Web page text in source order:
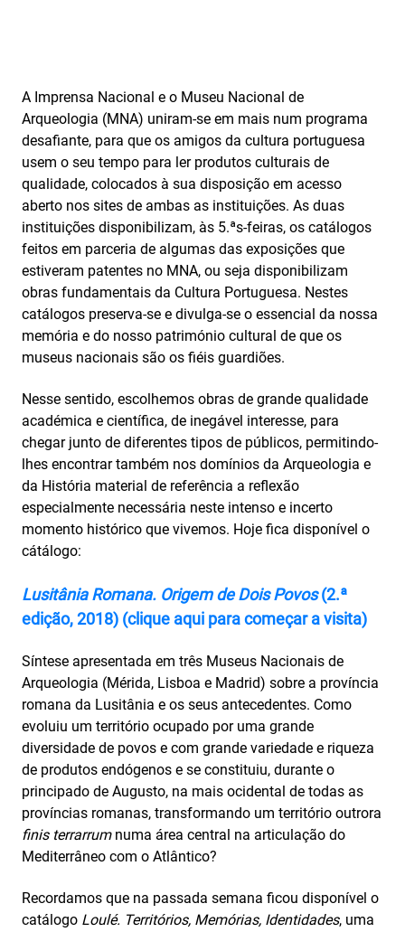
A Imprensa Nacional e o Museu Nacional de
Arqueologia (MNA) uniram-se em mais num programa
desafiante, para que os amigos da cultura portuguesa
usem o seu tempo para ler produtos culturais de
qualidade, colocados à sua disposição em acesso
aberto nos sites de ambas as instituições. As duas
instituições disponibilizam, às 5.ªs-feiras, os catálogos
feitos em parceria de algumas das exposições que
estiveram patentes no MNA, ou seja disponibilizam
obras fundamentais da Cultura Portuguesa. Nestes
catálogos preserva-se e divulga-se o essencial da nossa
memória e do nosso património cultural de que os
museus nacionais são os fiéis guardiões.
Nesse sentido, escolhemos obras de grande qualidade
académica e científica, de inegável interesse, para
chegar junto de diferentes tipos de públicos, permitindo-
lhes encontrar também nos domínios da Arqueologia e
da História material de referência a reflexão
especialmente necessária neste intenso e incerto
momento histórico que vivemos. Hoje fica disponível o
cátálogo:
Lusitânia Romana. Origem de Dois Povos(2.ª
edição, 2018) (clique aqui para começar a visita)
Síntese apresentada em três Museus Nacionais de
Arqueologia (Mérida, Lisboa e Madrid) sobre a província
romana da Lusitânia e os seus antecedentes. Como
evoluiu um território ocupado por uma grande
diversidade de povos e com grande variedade e riqueza
de produtos endógenos e se constituiu, durante o
principado de Augusto, na mais ocidental de todas as
províncias romanas, transformando um território outrora
finis terrarrumnuma área central na articulação do
Mediterrâneo com o Atlântico?
Recordamos que na passada semana ficou disponível o
catálogo Loulé. Territórios, Memórias, Identidades, uma